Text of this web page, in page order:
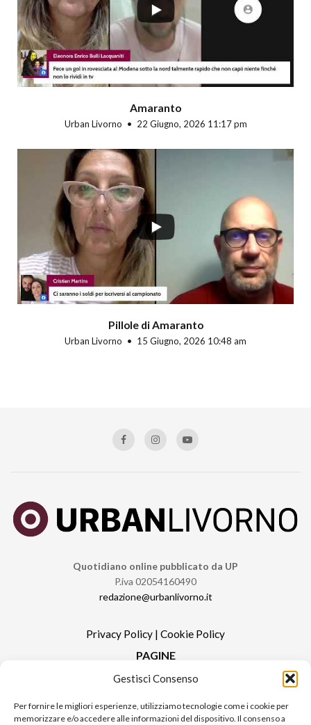
Gestisci Consenso
Per fornire le migliori esperienze, utilizziamo tecnologie come i cookie per
memorizzare e/o accedere alle informazioni del dispositivo. Il consenso a
Amaranto
Urban Livorno 22 Giugno, 2026 11:17 pm
Pillole di Amaranto
Urban Livorno 15 Giugno, 2026 10:48 am
Quotidiano online pubblicato da UP
P.iva 02054160490
redazione@urbanlivorno.it
Privacy Policy | Cookie Policy
PAGINE
Redazione
Contatti
Pubblicità